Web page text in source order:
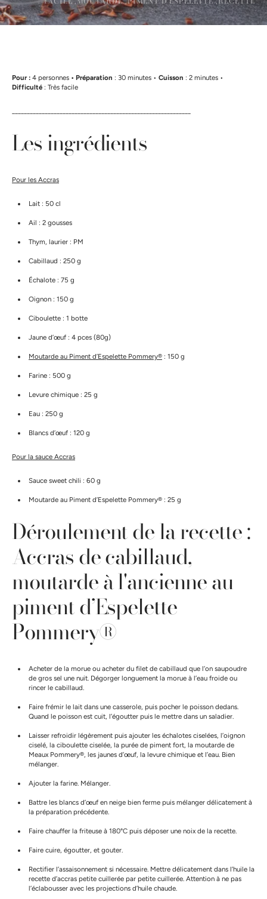
Pour : 4 personnes • Préparation : 30 minutes • Cuisson : 2 minutes •
Difficulté : Très facile
Les ingrédients
Pour les Accras
Lait : 50 cl
Ail : 2 gousses
Thym, laurier : PM
Cabillaud : 250 g
Échalote : 75 g
Oignon : 150 g
Ciboulette : 1 botte
Jaune d’œuf : 4 pces (80g)
Moutarde au Piment d’Espelette Pommery® : 150 g
Farine : 500 g
Levure chimique : 25 g
Eau : 250 g
Blancs d’œuf : 120 g
Pour la sauce Accras
Sauce sweet chili : 60 g
Moutarde au Piment d’Espelette Pommery® : 25 g
Déroulement de la recette :
Accras de cabillaud,
moutarde à l'ancienne au
piment d’Espelette
Pommery®
Acheter de la morue ou acheter du filet de cabillaud que l’on saupoudre
de gros sel une nuit. Dégorger longuement la morue à l’eau froide ou
rincer le cabillaud.
Faire frémir le lait dans une casserole, puis pocher le poisson dedans.
Quand le poisson est cuit, l’égoutter puis le mettre dans un saladier.
Laisser refroidir légèrement puis ajouter les échalotes ciselées, l’oignon
ciselé, la ciboulette ciselée, la purée de piment fort, la moutarde de
Meaux Pommery®, les jaunes d’œuf, la levure chimique et l’eau. Bien
mélanger.
Ajouter la farine. Mélanger.
Battre les blancs d’œuf en neige bien ferme puis mélanger délicatement à
la préparation précédente.
Faire chauffer la friteuse à 180°C puis déposer une noix de la recette.
Faire cuire, égoutter, et gouter.
Rectifier l’assaisonnement si nécessaire. Mettre délicatement dans l’huile la
recette d’accras petite cuillerée par petite cuillerée. Attention à ne pas
l’éclabousser avec les projections d’huile chaude.